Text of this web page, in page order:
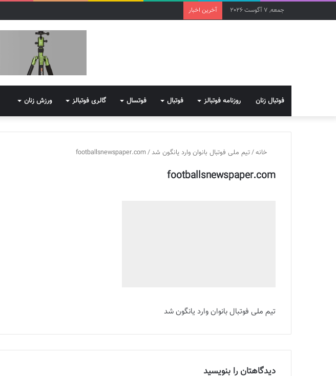
جمعه, 7 آگوست 2026 آخرین اخبار
فوتبال زنان روزنامه فوتبالز فوتبال فوتسال گالری فوتبالز ورزش زنان
خانه/تیم ملی فوتبال بانوان وارد یانگون شد/
footballsnewspaper.com
footballsnewspaper.com
تیم ملی فوتبال بانوان وارد یانگون شد
دیدگاهتان را بنویسید